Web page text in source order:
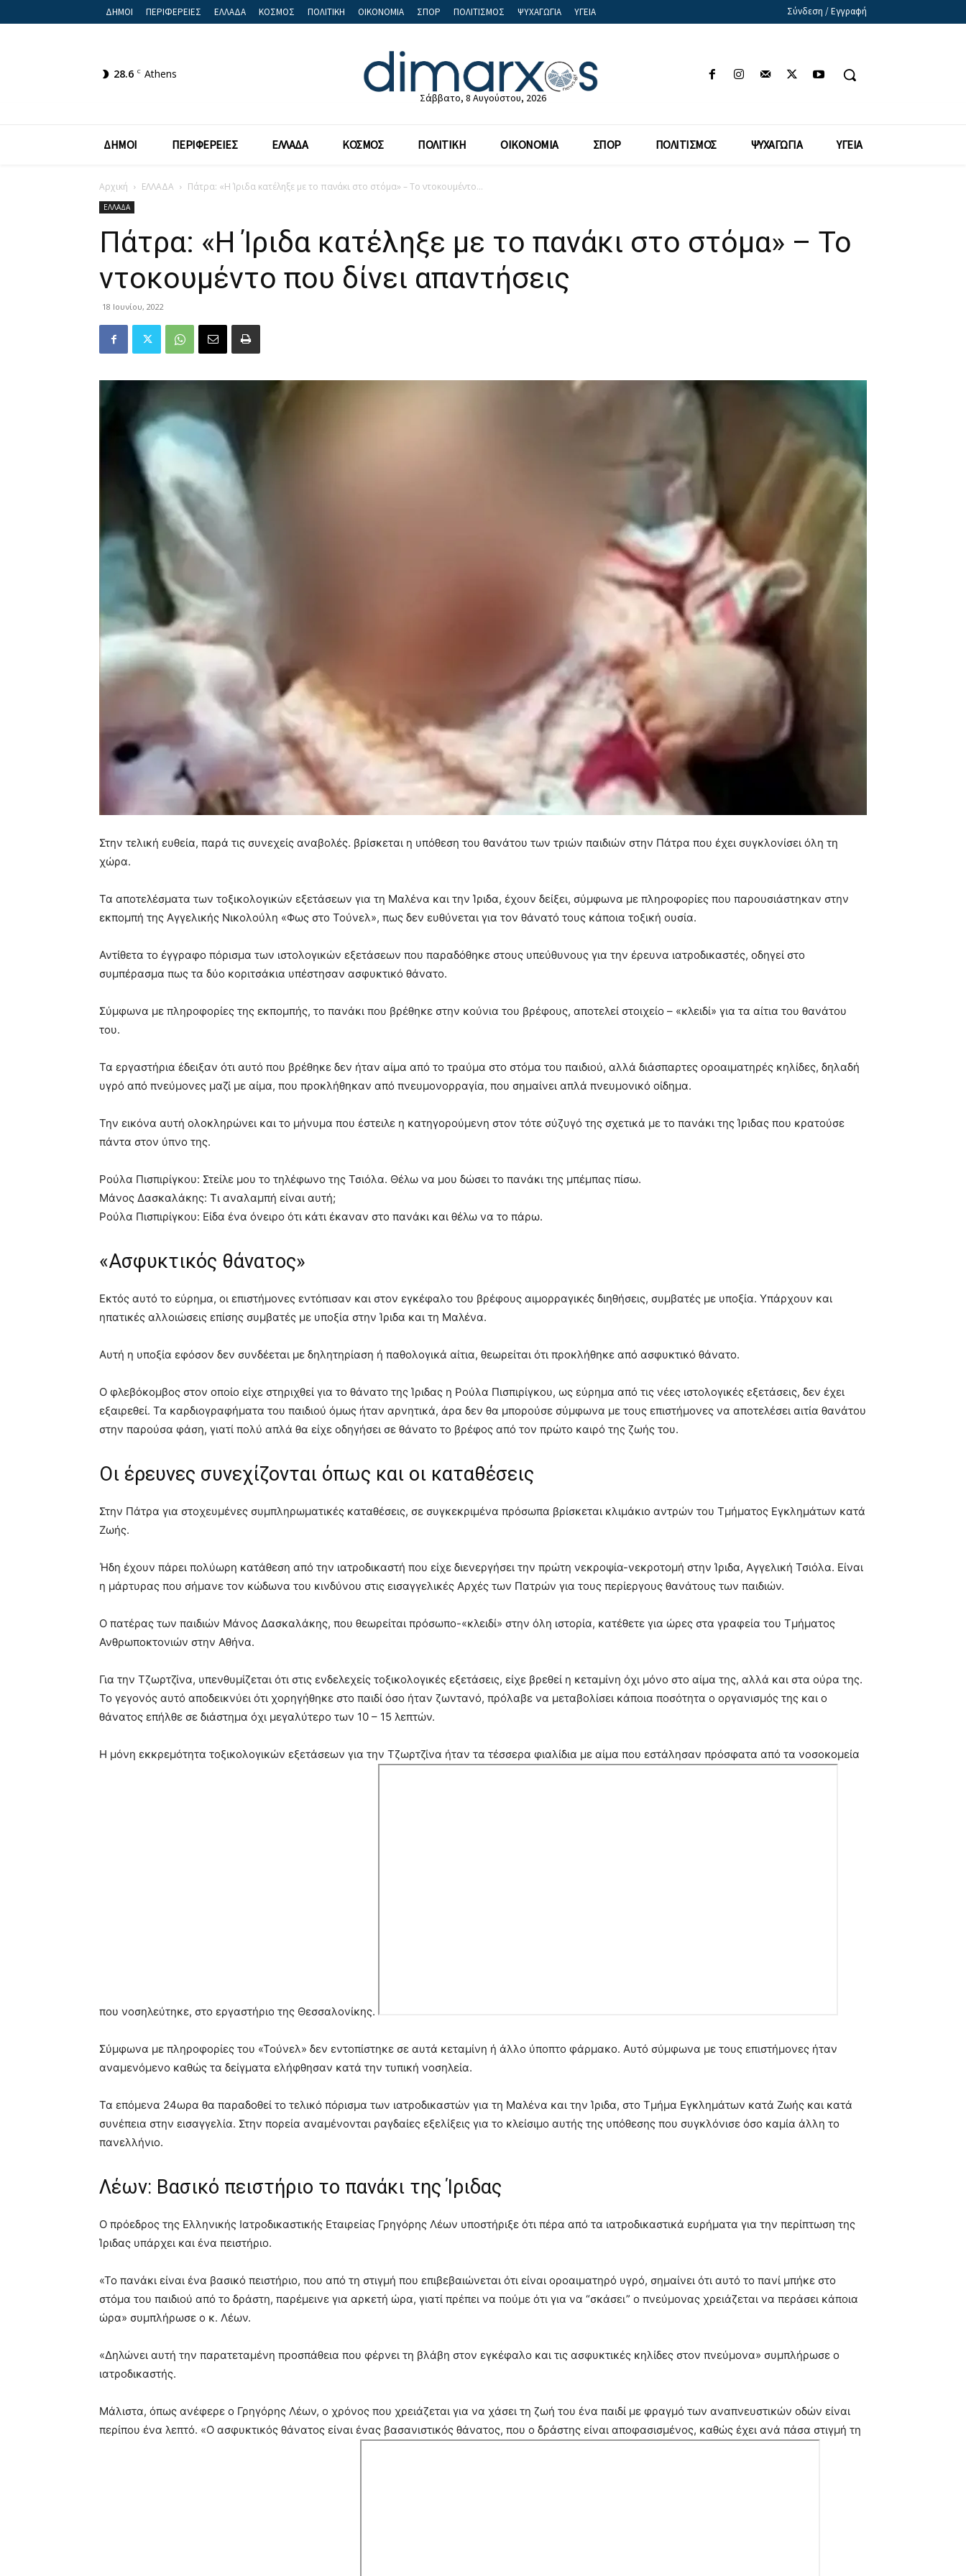
ΔΗΜΟΙ ΠΕΡΙΦΕΡΕΙΕΣ ΕΛΛΑΔΑ ΚΟΣΜΟΣ ΠΟΛΙΤΙΚΗ ΟΙΚΟΝΟΜΙΑ ΣΠΟΡ ΠΟΛΙΤΙΣΜΟΣ ΨΥΧΑΓΩΓΙΑ ΥΓΕΙΑ Σύνδεση / Εγγραφή
28.6 C Athens
Σάββατο, 8 Αυγούστου, 2026
ΔΗΜΟΙ ΠΕΡΙΦΕΡΕΙΕΣ ΕΛΛΑΔΑ ΚΟΣΜΟΣ ΠΟΛΙΤΙΚΗ ΟΙΚΟΝΟΜΙΑ ΣΠΟΡ ΠΟΛΙΤΙΣΜΟΣ ΨΥΧΑΓΩΓΙΑ ΥΓΕΙΑ
Αρχική ΕΛΛΑΔΑ Πάτρα: «Η Ίριδα κατέληξε με το πανάκι στο στόμα» – Το ντοκουμέντο...
ΕΛΛΑΔΑ
Πάτρα: «Η Ίριδα κατέληξε με το πανάκι στο στόμα» – Το
ντοκουμέντο που δίνει απαντήσεις
18 Ιουνίου, 2022
Στην τελική ευθεία, παρά τις συνεχείς αναβολές. βρίσκεται η υπόθεση του θανάτου των τριών παιδιών στην Πάτρα που έχει συγκλονίσει όλη τη
χώρα.
Τα αποτελέσματα των τοξικολογικών εξετάσεων για τη Μαλένα και την Ίριδα, έχουν δείξει, σύμφωνα με πληροφορίες που παρουσιάστηκαν στην
εκπομπή της Αγγελικής Νικολούλη «Φως στο Τούνελ», πως δεν ευθύνεται για τον θάνατό τους κάποια τοξική ουσία.
Αντίθετα το έγγραφο πόρισμα των ιστολογικών εξετάσεων που παραδόθηκε στους υπεύθυνους για την έρευνα ιατροδικαστές, οδηγεί στο
συμπέρασμα πως τα δύο κοριτσάκια υπέστησαν ασφυκτικό θάνατο.
Σύμφωνα με πληροφορίες της εκπομπής, το πανάκι που βρέθηκε στην κούνια του βρέφους, αποτελεί στοιχείο – «κλειδί» για τα αίτια του θανάτου
του.
Τα εργαστήρια έδειξαν ότι αυτό που βρέθηκε δεν ήταν αίμα από το τραύμα στο στόμα του παιδιού, αλλά διάσπαρτες οροαιματηρές κηλίδες, δηλαδή
υγρό από πνεύμονες μαζί με αίμα, που προκλήθηκαν από πνευμονορραγία, που σημαίνει απλά πνευμονικό οίδημα.
Την εικόνα αυτή ολοκληρώνει και το μήνυμα που έστειλε η κατηγορούμενη στον τότε σύζυγό της σχετικά με το πανάκι της Ίριδας που κρατούσε
πάντα στον ύπνο της.
Ρούλα Πισπιρίγκου: Στείλε μου το τηλέφωνο της Τσιόλα. Θέλω να μου δώσει το πανάκι της μπέμπας πίσω.
Μάνος Δασκαλάκης: Τι αναλαμπή είναι αυτή;
Ρούλα Πισπιρίγκου: Είδα ένα όνειρο ότι κάτι έκαναν στο πανάκι και θέλω να το πάρω.
«Ασφυκτικός θάνατος»
Εκτός αυτό το εύρημα, οι επιστήμονες εντόπισαν και στον εγκέφαλο του βρέφους αιμορραγικές διηθήσεις, συμβατές με υποξία. Υπάρχουν και
ηπατικές αλλοιώσεις επίσης συμβατές με υποξία στην Ίριδα και τη Μαλένα.
Αυτή η υποξία εφόσον δεν συνδέεται με δηλητηρίαση ή παθολογικά αίτια, θεωρείται ότι προκλήθηκε από ασφυκτικό θάνατο.
Ο φλεβόκομβος στον οποίο είχε στηριχθεί για το θάνατο της Ίριδας η Ρούλα Πισπιρίγκου, ως εύρημα από τις νέες ιστολογικές εξετάσεις, δεν έχει
εξαιρεθεί. Τα καρδιογραφήματα του παιδιού όμως ήταν αρνητικά, άρα δεν θα μπορούσε σύμφωνα με τους επιστήμονες να αποτελέσει αιτία θανάτου
στην παρούσα φάση, γιατί πολύ απλά θα είχε οδηγήσει σε θάνατο το βρέφος από τον πρώτο καιρό της ζωής του.
Οι έρευνες συνεχίζονται όπως και οι καταθέσεις
Στην Πάτρα για στοχευμένες συμπληρωματικές καταθέσεις, σε συγκεκριμένα πρόσωπα βρίσκεται κλιμάκιο αντρών του Τμήματος Εγκλημάτων κατά
Ζωής.
Ήδη έχουν πάρει πολύωρη κατάθεση από την ιατροδικαστή που είχε διενεργήσει την πρώτη νεκροψία-νεκροτομή στην Ίριδα, Αγγελική Τσιόλα. Είναι
η μάρτυρας που σήμανε τον κώδωνα του κινδύνου στις εισαγγελικές Αρχές των Πατρών για τους περίεργους θανάτους των παιδιών.
Ο πατέρας των παιδιών Μάνος Δασκαλάκης, που θεωρείται πρόσωπο-«κλειδί» στην όλη ιστορία, κατέθετε για ώρες στα γραφεία του Τμήματος
Ανθρωποκτονιών στην Αθήνα.
Για την Τζωρτζίνα, υπενθυμίζεται ότι στις ενδελεχείς τοξικολογικές εξετάσεις, είχε βρεθεί η κεταμίνη όχι μόνο στο αίμα της, αλλά και στα ούρα της.
Το γεγονός αυτό αποδεικνύει ότι χορηγήθηκε στο παιδί όσο ήταν ζωντανό, πρόλαβε να μεταβολίσει κάποια ποσότητα ο οργανισμός της και ο
θάνατος επήλθε σε διάστημα όχι μεγαλύτερο των 10 – 15 λεπτών.
Η μόνη εκκρεμότητα τοξικολογικών εξετάσεων για την Τζωρτζίνα ήταν τα τέσσερα φιαλίδια με αίμα που εστάλησαν πρόσφατα από τα νοσοκομεία
που νοσηλεύτηκε, στο εργαστήριο της Θεσσαλονίκης.
Σύμφωνα με πληροφορίες του «Τούνελ» δεν εντοπίστηκε σε αυτά κεταμίνη ή άλλο ύποπτο φάρμακο. Αυτό σύμφωνα με τους επιστήμονες ήταν
αναμενόμενο καθώς τα δείγματα ελήφθησαν κατά την τυπική νοσηλεία.
Τα επόμενα 24ωρα θα παραδοθεί το τελικό πόρισμα των ιατροδικαστών για τη Μαλένα και την Ίριδα, στο Τμήμα Εγκλημάτων κατά Ζωής και κατά
συνέπεια στην εισαγγελία. Στην πορεία αναμένονται ραγδαίες εξελίξεις για το κλείσιμο αυτής της υπόθεσης που συγκλόνισε όσο καμία άλλη το
πανελλήνιο.
Λέων: Βασικό πειστήριο το πανάκι της Ίριδας
Ο πρόεδρος της Ελληνικής Ιατροδικαστικής Εταιρείας Γρηγόρης Λέων υποστήριξε ότι πέρα από τα ιατροδικαστικά ευρήματα για την περίπτωση της
Ίριδας υπάρχει και ένα πειστήριο.
«Το πανάκι είναι ένα βασικό πειστήριο, που από τη στιγμή που επιβεβαιώνεται ότι είναι οροαιματηρό υγρό, σημαίνει ότι αυτό το πανί μπήκε στο
στόμα του παιδιού από το δράστη, παρέμεινε για αρκετή ώρα, γιατί πρέπει να πούμε ότι για να “σκάσει” ο πνεύμονας χρειάζεται να περάσει κάποια
ώρα» συμπλήρωσε ο κ. Λέων.
«Δηλώνει αυτή την παρατεταμένη προσπάθεια που φέρνει τη βλάβη στον εγκέφαλο και τις ασφυκτικές κηλίδες στον πνεύμονα» συμπλήρωσε ο
ιατροδικαστής.
Μάλιστα, όπως ανέφερε ο Γρηγόρης Λέων, ο χρόνος που χρειάζεται για να χάσει τη ζωή του ένα παιδί με φραγμό των αναπνευστικών οδών είναι
περίπου ένα λεπτό. «Ο ασφυκτικός θάνατος είναι ένας βασανιστικός θάνατος, που ο δράστης είναι αποφασισμένος, καθώς έχει ανά πάσα στιγμή τη